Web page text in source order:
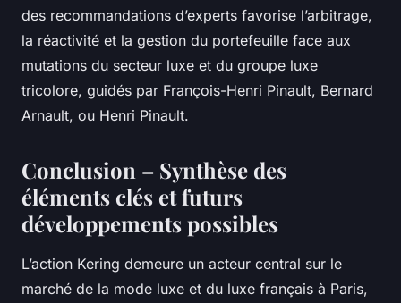
des recommandations d’experts favorise l’arbitrage,
la réactivité et la gestion du portefeuille face aux
mutations du secteur luxe et du groupe luxe
tricolore, guidés par François-Henri Pinault, Bernard
Arnault, ou Henri Pinault.
Conclusion – Synthèse des
éléments clés et futurs
développements possibles
L’action Kering demeure un acteur central sur le
marché de la mode luxe et du luxe français à Paris,